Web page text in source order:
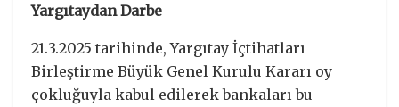
Yargıtaydan Darbe
21.3.2025 tarihinde, Yargıtay İçtihatları
Birleştirme Büyük Genel Kurulu Kararı oy
çokluğuyla kabul edilerek bankaları bu